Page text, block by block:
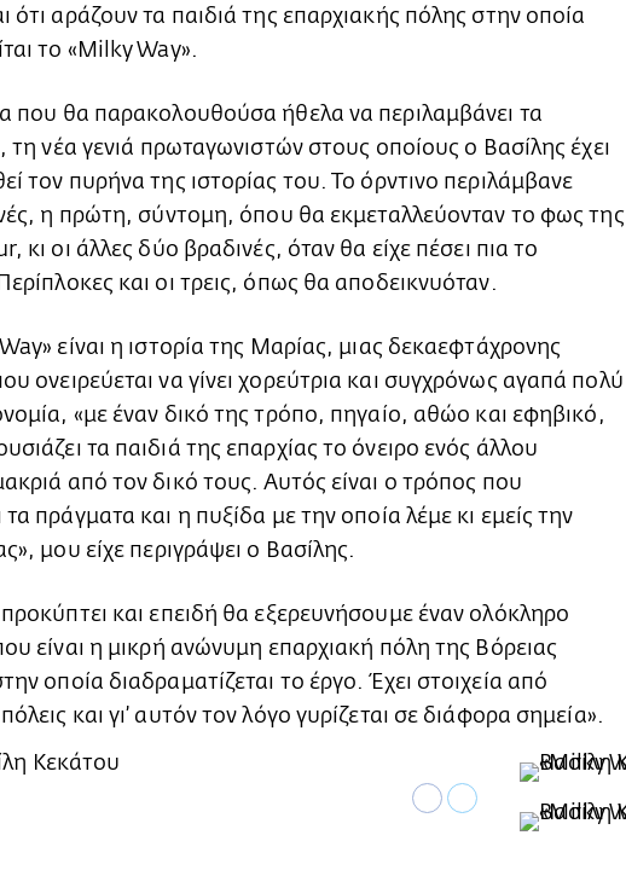
ότι αράζουν τα παιδιά της επαρχιακής πόλης στην οποία
το «Milky Way».
που θα παρακολουθούσα ήθελα να περιλαμβάνει τα
τη νέα γενιά πρωταγωνιστών στους οποίους ο Βασίλης έχει
τον πυρήνα της ιστορίας του. Το όρντινο περιλάμβανε
η πρώτη, σύντομη, όπου θα εκμεταλλεύονταν το φως της
κι οι άλλες δύο βραδινές, όταν θα είχε πέσει πια το
και οι τρεις, όπως θα αποδεικνυόταν.
είναι η ιστορία της Μαρίας, μιας δεκαεφτάχρονης
ονειρεύεται να γίνει χορεύτρια και συγχρόνως αγαπά πολύ
«με έναν δικό της τρόπο, πηγαίο, αθώο και εφηβικό,
τα παιδιά της επαρχίας το όνειρο ενός άλλου
από τον δικό τους. Αυτός είναι ο τρόπος που
τα πράγματα και η πυξίδα με την οποία λέμε κι εμείς την
μου είχε περιγράψει ο Βασίλης.
και επειδή θα εξερευνήσουμε έναν ολόκληρο
είναι η μικρή ανώνυμη επαρχιακή πόλη της Βόρειας
οποία διαδραματίζεται το έργο. Έχει στοιχεία από
και γι’ αυτόν τον λόγο γυρίζεται σε διάφορα σημεία».